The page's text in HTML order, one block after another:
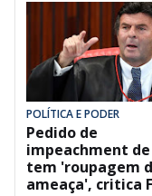
POLÍTICA E PODER
Pedido de
impeachment
tem 'roupagem
ameaça', critica